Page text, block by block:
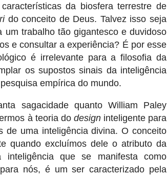
da biosfera terrestre de
do conceito de Deus. Talvez isso seja
trabalho tão gigantesco e duvidoso
e consultar a experiência? É por esse
é irrelevante para a filosofia da
os supostos sinais da inteligência
empírica do mundo.
sagacidade quanto William Paley
à teoria do designinteligente para
de uma inteligência divina. O conceito
quando excluímos dele o atributo da
que se manifesta como
nós, é um ser caracterizado pela